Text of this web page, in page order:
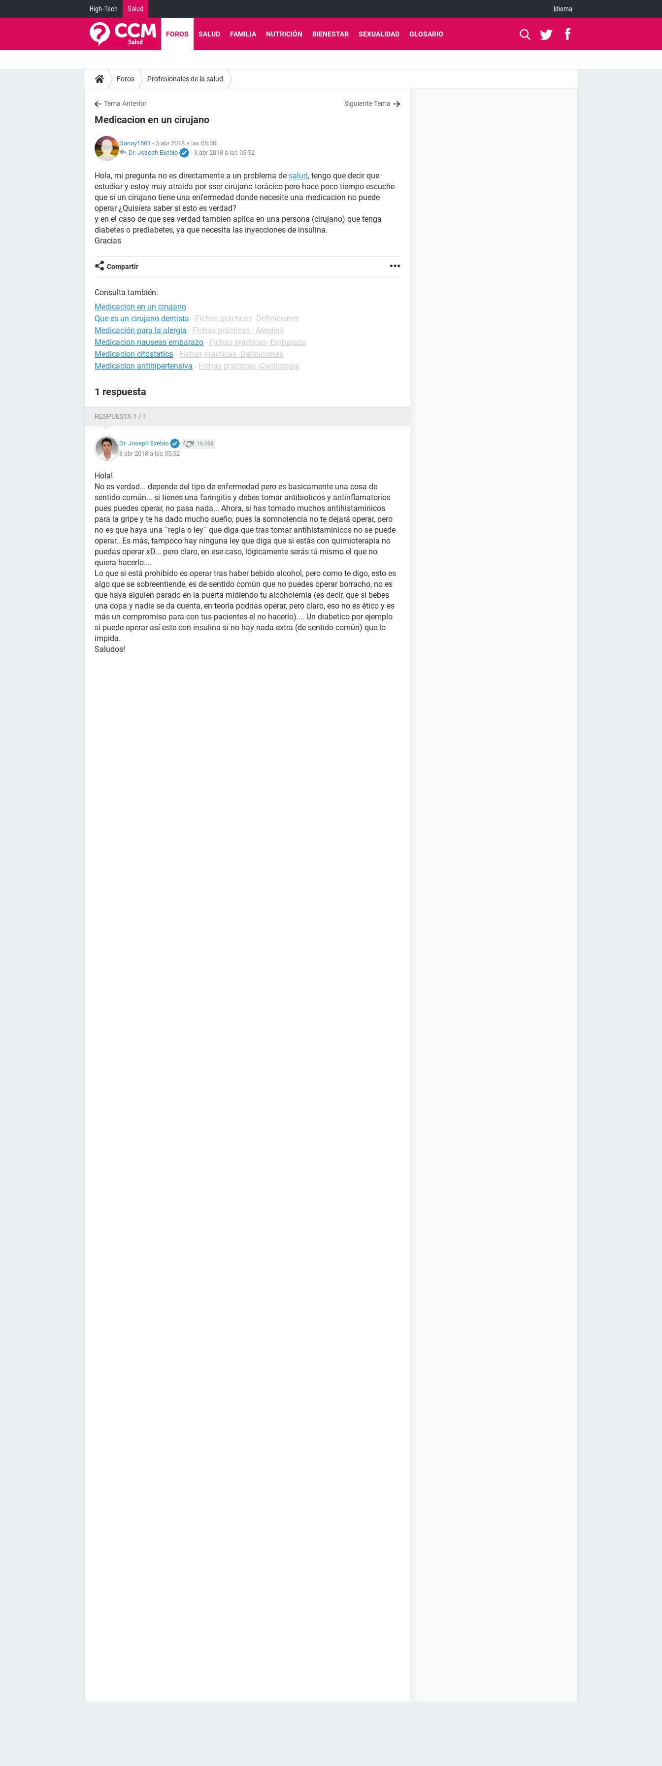
High-Tech Salud Idioma
FOROS SALUD FAMILIA NUTRICIÓN BIENESTAR SEXUALIDAD GLOSARIO
Foros Profesionales de la salud
Tema Anterior Siguiente Tema
Medicacion en un cirujano
Danny1561 - 3 abr 2018 a las 05:08
Dr. Joseph Exebio
- 3 abr 2018 a las 05:52
Hola, mi pregunta no es directamente a un problema de salud, tengo que decir que
estudiar y estoy muy atraida por sser cirujano torácico pero hace poco tiempo escuche
que si un cirujano tiene una enfermedad donde necesite una medicacion no puede
operar ¿Quisiera saber si esto es verdad?
y en el caso de que sea verdad tambien aplica en una persona (cirujano) que tenga
diabetes o prediabetes, ya que necesita las inyecciones de insulina.
Gracias
Compartir
Consulta también:
Medicacion en un cirujano
Que es un cirujano dentista - Fichas prácticas -Definiciones
Medicación para la alergia - Fichas prácticas - Alergias
Medicacion nauseas embarazo - Fichas prácticas -Embarazo
Medicacion citostatica - Fichas prácticas -Definiciones
Medicacion antihipertensiva - Fichas prácticas -Cardiología
1 respuesta
RESPUESTA 1 / 1
Dr. Joseph Exebio 16.358
3 abr 2018 a las 05:52
Hola!
No es verdad... depende del tipo de enfermedad pero es basicamente una cosa de
sentido común... si tienes una faringitis y debes tomar antibioticos y antinflamatorios
pues puedes operar, no pasa nada... Ahora, si has tomado muchos antihistaminicos
para la gripe y te ha dado mucho sueño, pues la somnolencia no te dejará operar, pero
no es que haya una ¨regla o ley¨ que diga que tras tomar antihistaminicos no se puede
operar...Es más, tampoco hay ninguna ley que diga que si estás con quimioterapia no
puedas operar xD... pero claro, en ese caso, lógicamente serás tú mismo el que no
quiera hacerlo....
Lo que si está prohibido es operar tras haber bebido alcohol, pero como te digo, esto es
algo que se sobreentiende, es de sentido común que no puedes operar borracho, no es
que haya alguien parado en la puerta midiendo tu alcoholemia (es decir, que si bebes
una copa y nadie se da cuenta, en teoría podrías operar, pero claro, eso no es ético y es
más un compromiso para con tus pacientes el no hacerlo).... Un diabetico por ejemplo
si puede operar así este con insulina si no hay nada extra (de sentido común) que lo
impida.
Saludos!